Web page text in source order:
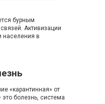
бурным
Активизации
населения в
«карантинная» от
болезнь, система